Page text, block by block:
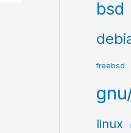
bsd
freebsd
linux